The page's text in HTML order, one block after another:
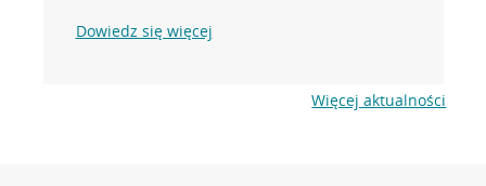
Dowiedz się więcej
Więcej aktualności